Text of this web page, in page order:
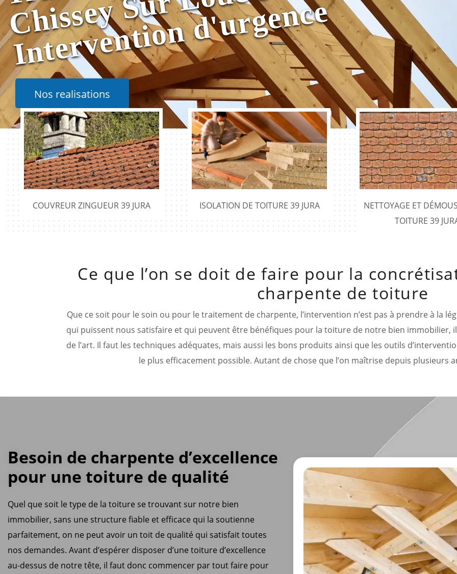
y
e
Nos realisations
COUVREUR ZINGUEUR 39 JURA ISOLATION DE TOITURE 39 JURA
NETTOYAGE ET
TOITURE 39
Ce que l’on se doit de faire pour la
charpente de toiture
Que ce soit pour le soin ou pour le traitement de charpente, l’intervention n’est pas à prendre à la
qui puissent nous satisfaire et qui peuvent être bénéfiques pour la toiture de notre bien immobilier,
de l’art. Il faut les techniques adéquates, mais aussi les bons produits ainsi que les outils
le plus efficacement possible. Autant de chose que l’on maîtrise depuis plusieurs
Besoin de charpente d’excellence
pour une toiture de qualité
Quel que soit le type de la toiture se trouvant sur notre bien
immobilier, sans une structure fiable et efficace qui la soutienne
parfaitement, on ne peut avoir un toit de qualité qui satisfait toutes
nos demandes. Avant d’espérer disposer d’une toiture d’excellence
au-dessus de notre tête, il faut donc commencer par tout faire pour